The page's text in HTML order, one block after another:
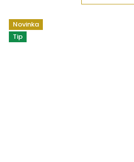
Novinka
Tip